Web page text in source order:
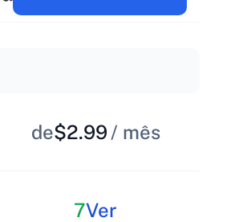
de$2.99 / mês
7Ver